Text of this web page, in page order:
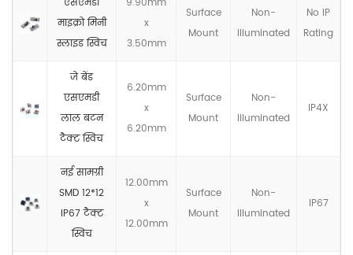
एसएमडी
माइक्रो मिनी
स्लाइड स्विच
9.90mm
x
3.50mm
Surface
Mount
Non-
llluminated
No IP
Rating
जे बेंड
एसएमडी
लाल बटन
टैक्ट स्विच
6.20mm
x
6.20mm
Surface
Mount
Non-
llluminated
IP4X
नई सामग्री
SMD 12*12
IP67 टैक्ट
स्विच
12.00mm
x
12.00mm
Surface
Mount
Non-
llluminated
IP67